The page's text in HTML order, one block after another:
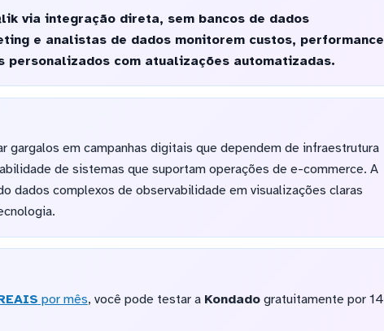
via integração direta, sem bancos de dados
e analistas de dados monitorem custos, performance
personalizados com atualizações automatizadas.
em campanhas digitais que dependem de infraestrutura
de sistemas que suportam operações de e-commerce. A
dados complexos de observabilidade em visualizações claras
por mês, você pode testar a Kondadogratuitamente por 14